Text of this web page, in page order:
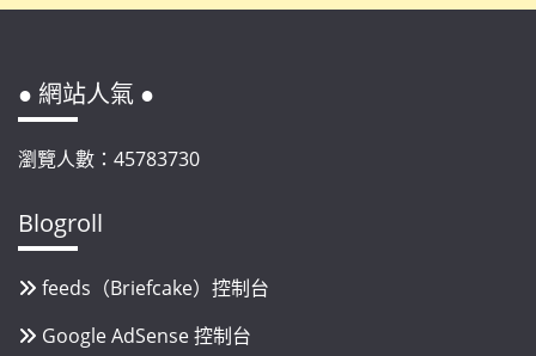
● 網站人氣 ●
瀏覽人數：45783730
Blogroll
feeds（Briefcake）控制台
Google AdSense 控制台